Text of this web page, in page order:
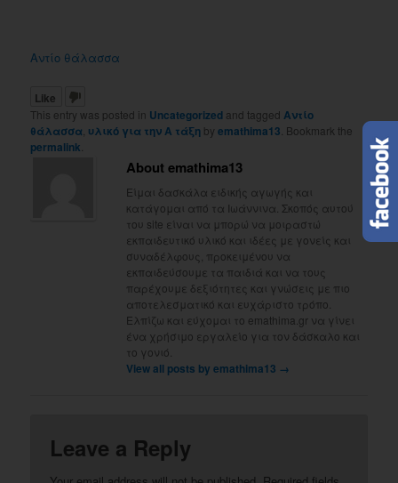
Αντίο θάλασσα
Like
This entry was posted in Uncategorized and tagged Αντίο
θάλασσα υλικό για την Α τάξη byemathima13 . Bookmark the
permalink
About emathima13
Είμαι δασκάλα ειδικής αγωγής και
κατάγομαι από τα Ιωάννινα. Σκοπός αυτού
του site είναι να μπορώ να μοιραστώ
εκπαιδευτικό υλικό και ιδέες με γονείς και
συναδέλφους, προκειμένου να
εκπαιδεύσουμε τα παιδιά και να τους
παρέχουμε δεξιότητες και γνώσεις με πιο
αποτελεσματικό και ευχάριστο τρόπο.
Ελπίζω και εύχομαι το emathima.gr να γίνει
ένα χρήσιμο εργαλείο για τον δάσκαλο και
το γονιό.
View all posts by emathima13 →
Leave a Reply